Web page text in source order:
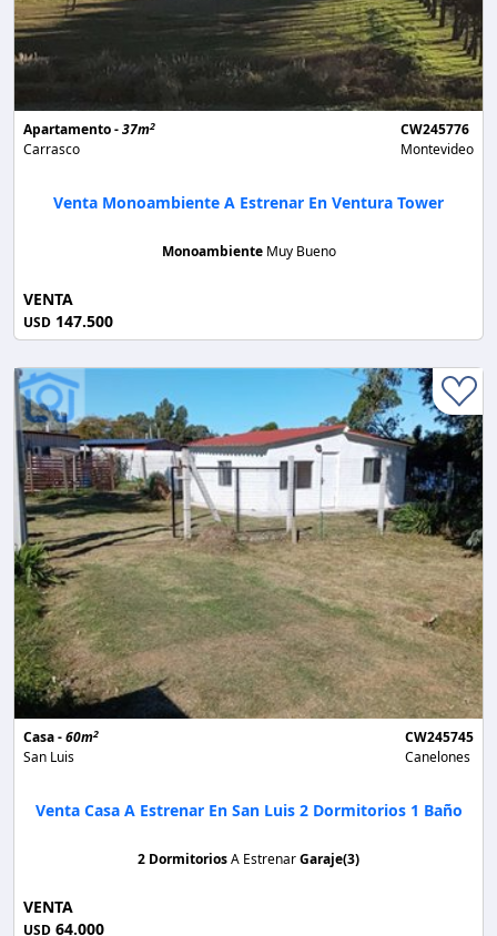
Apartamento -37m2
Carrasco
CW245776
Montevideo
Venta Monoambiente A Estrenar En Ventura Tower
Monoambiente Muy Bueno
VENTA
USD 147.500
Casa -60m2
San Luis
CW245745
Canelones
Venta Casa A Estrenar En San Luis 2 Dormitorios 1 Baño
2 DormitoriosA EstrenarGaraje(3)
VENTA
USD 64.000